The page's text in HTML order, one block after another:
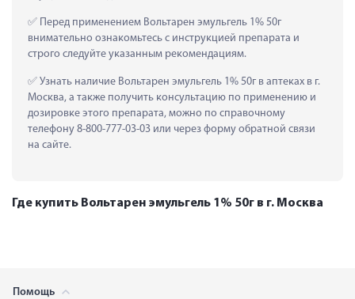
Перед применением Вольтарен эмульгель 1% 50г
внимательно ознакомьтесь с инструкцией препарата и
строго следуйте указанным рекомендациям.
Узнать наличие Вольтарен эмульгель 1% 50г в аптеках в г.
Москва, а также получить консультацию по применению и
дозировке этого препарата, можно по справочному
телефону 8-800-777-03-03 или через форму обратной связи
на сайте.
Где купить Вольтарен эмульгель 1% 50г в г. Москва
Помощь